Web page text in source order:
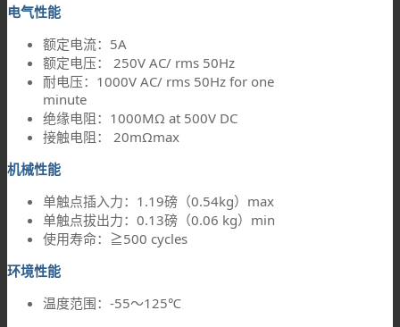
电气性能
额定电流：5A
额定电压： 250V AC/ rms 50Hz
耐电压：1000V AC/ rms 50Hz for one
minute
绝缘电阻：1000MΩ at 500V DC
接触电阻： 20mΩmax
机械性能
单触点插入力：1.19磅（0.54kg）max
单触点拔出力：0.13磅（0.06 kg）min
使用寿命：≧500 cycles
环境性能
温度范围：-55～125℃